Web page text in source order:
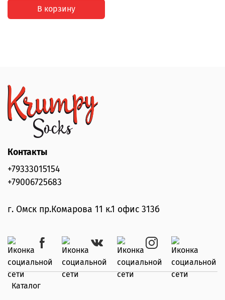
В корзину
Каталог
Контакты
+79333015154
+79006725683
г. Омск пр.Комарова 11 к.1 офис 313б